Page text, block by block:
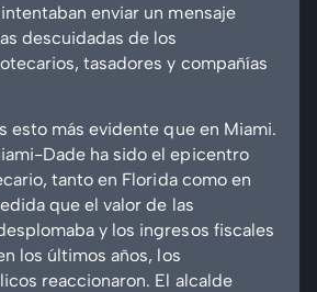
enviar un mensaje
descuidadas de los
tasadores y compañías
esto más evidente que en Miami.
Dade ha sido el epicentro
tanto en Florida como en
que el valor de las
y los ingresos fiscales
los últimos años, los
reaccionaron. El alcalde